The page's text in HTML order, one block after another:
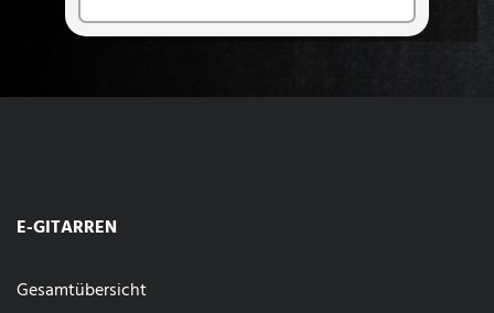
E-GITARREN
Gesamtübersicht